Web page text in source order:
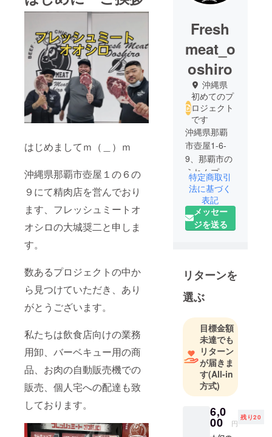
はじめましてｍ（＿）ｍ
沖縄県那覇市壺屋１の６の
９にて精肉店を営んでおり
ます、フレッシュミートオ
オシロの大城奨二と申しま
す。
数あるプロジェクトの中か
ら見つけていただき、あり
がとうございます。
私たちは飲食店向けの業務
用卸、バーベキュー用の商
品、お肉の自動販売機での
販売、個人宅への配達も致
しております。
Fresh
meat_o
oshiro
沖縄県
初めてのプ
ロジェクト
です
沖縄県那覇
市壺屋1-6-
9、那覇市の
うれんプラ
ザ近くにて
精肉店を営
んでおりま
す、フレッ
新鮮で美味
しいお食事
を楽しんで
頂けるよう
に、配達を
中心に営業
していま
す。
主に、飲食
特定商取引
法に基づく
表記
メッセー
ジを送る
リターンを
選ぶ
目標金額
未達でも
リターン
が届きま
す(All-in
方式)
6,0
00 円
残り20